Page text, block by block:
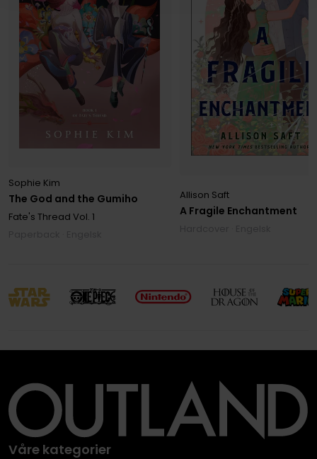
The God and the Gumiho
Sophie Kim
Fate's Thread Vol. 1
A Fragile Enchantment
Allison Saft
Våre kategorier